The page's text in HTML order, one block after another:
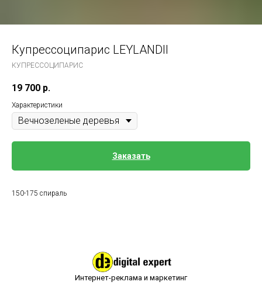
Купрессоципарис LEYLANDII
КУПРЕССОЦИПАРИС
19 700 р.
Характеристики
Заказать
150-175 спираль
Интернет-реклама и маркетинг